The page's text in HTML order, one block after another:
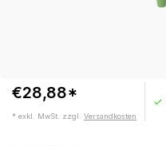
€28,88*
* exkl. MwSt. zzgl. Versandkosten